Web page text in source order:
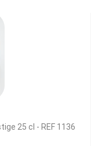
25 cl - REF 1136